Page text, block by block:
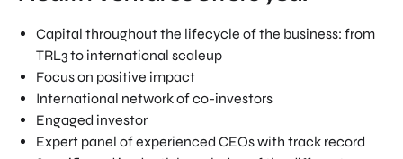
Capital throughout the lifecycle of the business: from
TRL3 to international scaleup
Focus on positive impact
International network of co-investors
Engaged investor
Expert panel of experienced CEOs with track record